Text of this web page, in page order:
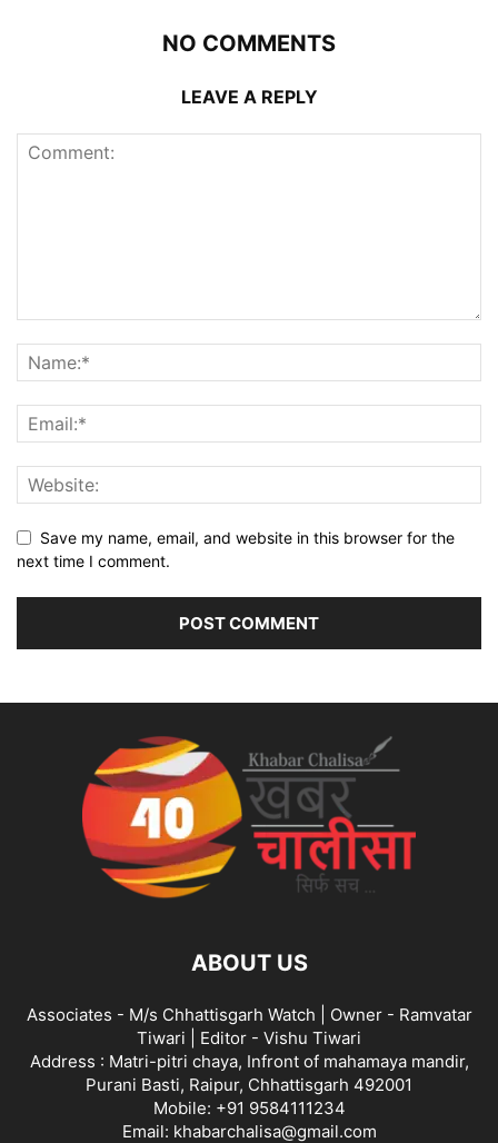
NO COMMENTS
LEAVE A REPLY
Save my name, email, and website in this browser for the
next time I comment.
ABOUT US
Associates - M/s Chhattisgarh Watch | Owner - Ramvatar
Tiwari | Editor - Vishu Tiwari
Address : Matri-pitri chaya, Infront of mahamaya mandir,
Purani Basti, Raipur, Chhattisgarh 492001
Mobile: +91 9584111234
Email: khabarchalisa@gmail.com